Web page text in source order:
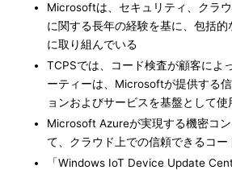
Microsoftは、セキュリティ、クラ
に関する長年の経験を基に、包括
に取り組んでいる
TCPSでは、コード検査が顧客によ
ーティーは、Microsoftが提供する
ョンおよびサービスを基盤として使
Microsoft Azureが実現する機密コ
て、クラウド上での信頼できるコー
「Windows IoT Device Update